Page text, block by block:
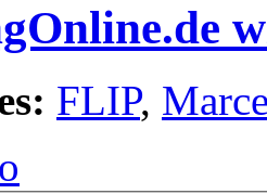
FLIP,